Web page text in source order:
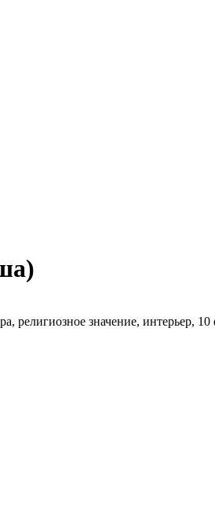
значение, интерьер, 10